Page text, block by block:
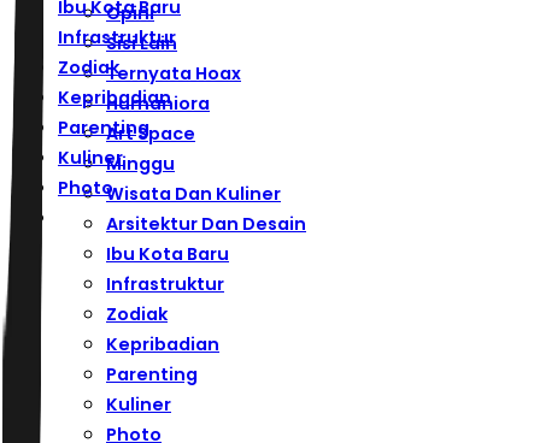
Ibu Kota Baru
Infrastruktur
Zodiak
Kepribadian
Parenting
Kuliner
Photo
Opini
Sisi Lain
Ternyata Hoax
Humaniora
Art Space
Minggu
Wisata Dan Kuliner
Arsitektur Dan Desain
Ibu Kota Baru
Infrastruktur
Zodiak
Kepribadian
Parenting
Kuliner
Photo